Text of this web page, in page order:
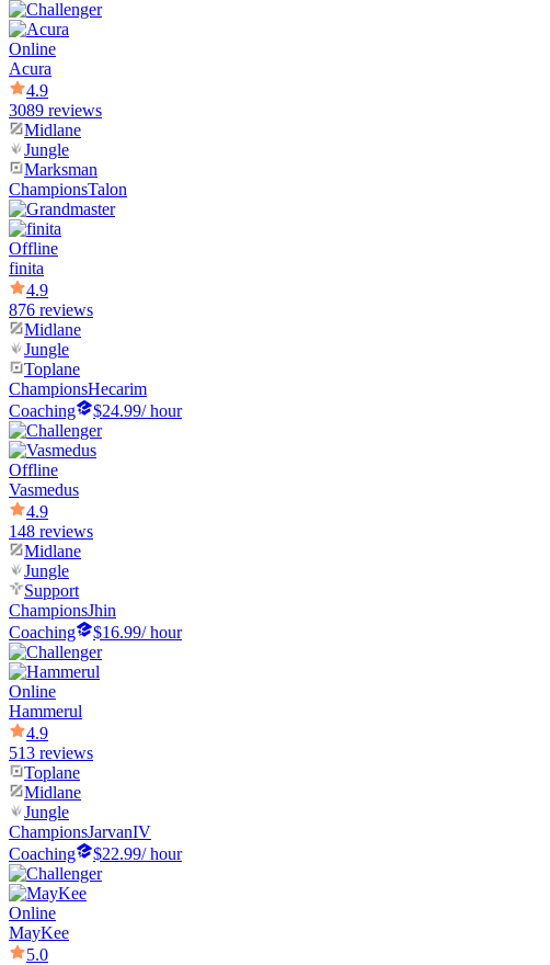
Online
Acura
4.9
3089 reviews
Midlane
Jungle
Marksman
ChampionsTalon
Offline
finita
4.9
876 reviews
Midlane
Jungle
Toplane
ChampionsHecarim
Coaching
$24.99/ hour
Offline
Vasmedus
4.9
148 reviews
Midlane
Jungle
Support
ChampionsJhin
Coaching
$16.99/ hour
Online
Hammerul
4.9
513 reviews
Toplane
Midlane
Jungle
ChampionsJarvanIV
Coaching
$22.99/ hour
Online
MayKee
5.0